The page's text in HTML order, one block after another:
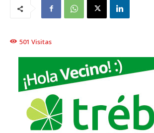
501 Visitas